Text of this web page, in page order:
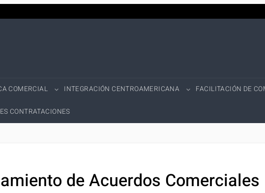
COMERCIAL INTEGRACIÓN CENTROAMERICANA FACILITACIÓN DE
CONTRATACIONES
de Acuerdos Comerciales